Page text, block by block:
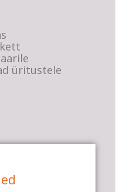
üritustele